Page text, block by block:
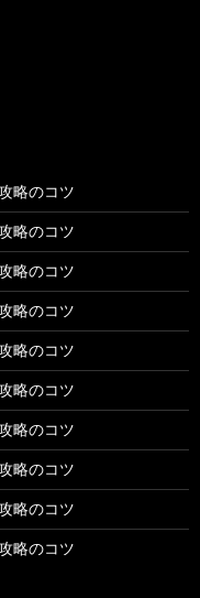
略のコツ
略のコツ
略のコツ
略のコツ
略のコツ
略のコツ
略のコツ
略のコツ
略のコツ
略のコツ